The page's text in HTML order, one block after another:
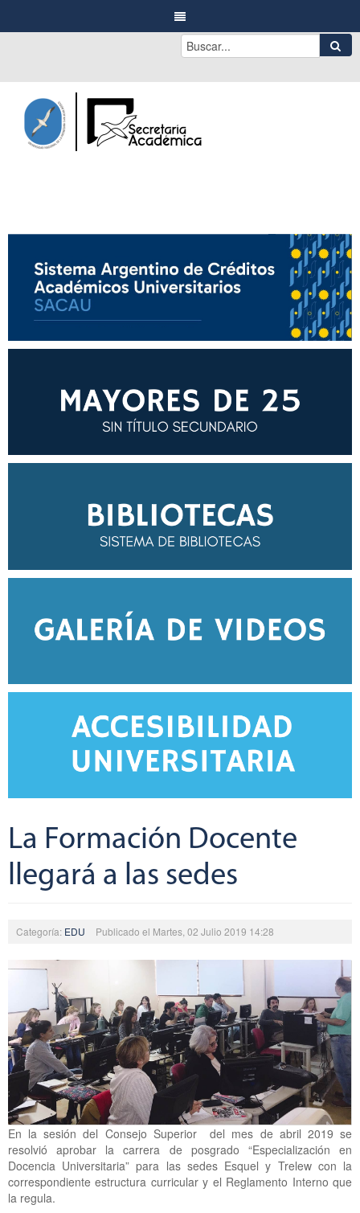
La Formación Docente
llegará a las sedes
Categoría: EDU Publicado el Martes, 02 Julio 2019 14:28
En la sesión del Consejo Superior del mes de abril 2019 se
resolvió aprobar la carrera de posgrado “Especialización en
Docencia Universitaria” para las sedes Esquel y Trelew con la
correspondiente estructura curricular y el Reglamento Interno que
la regula.